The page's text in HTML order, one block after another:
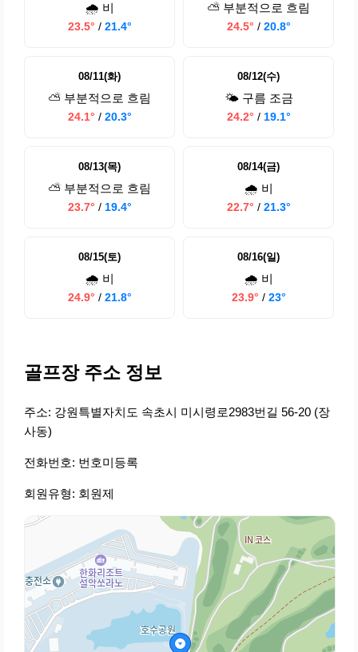
🌧️ 비
23.5° / 21.4°
⛅ 부분적으로 흐림
24.5° / 20.8°
08/11(화)
⛅ 부분적으로 흐림
24.1° / 20.3°
08/12(수)
🌤️ 구름 조금
24.2° / 19.1°
08/13(목)
⛅ 부분적으로 흐림
23.7° / 19.4°
08/14(금)
🌧️ 비
22.7° / 21.3°
08/15(토)
🌧️ 비
24.9° / 21.8°
08/16(일)
🌧️ 비
23.9° / 23°
골프장 주소 정보
주소: 강원특별자치도 속초시 미시령로2983번길 56-20 (장
사동)
전화번호: 번호미등록
회원유형: 회원제